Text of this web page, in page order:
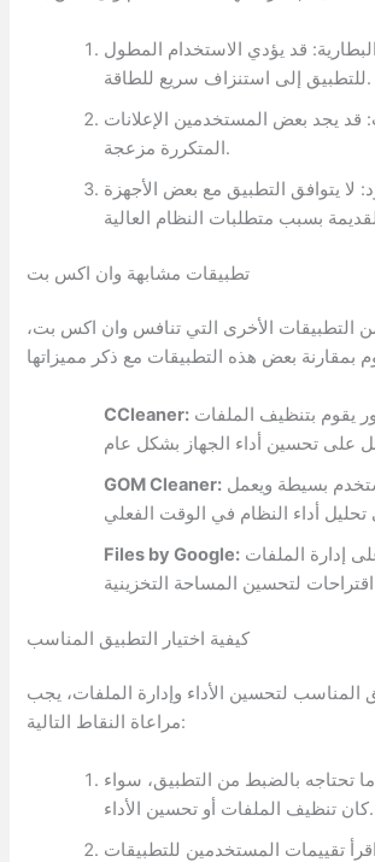
قد يؤدي الاستخدام المطول
للتطبيق إلى استنزاف سريع للطاقة.
قد يجد بعض المستخدمين الإعلانات
المتكررة مزعجة.
لا يتوافق التطبيق مع بعض الأجهزة
تطبيقات مشابهة وان اكس بت
التطبيقات الأخرى التي تنافس وان اكس بت،
CCleaner:
GOM Cleaner:
Files by Google:
كيفية اختيار التطبيق المناسب
المناسب لتحسين الأداء وإدارة الملفات، يجب
مراعاة النقاط التالية:
تحتاجه بالضبط من التطبيق، سواء
كان تنظيف الملفات أو تحسين الأداء.
اقرأ تقييمات المستخدمين للتطبيقات